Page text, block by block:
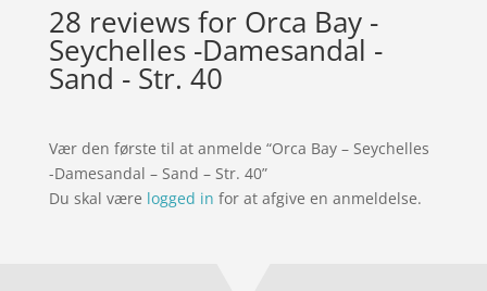
28 reviews for Orca Bay -
Seychelles -Damesandal -
Sand - Str. 40
Vær den første til at anmelde “Orca Bay – Seychelles
-Damesandal – Sand – Str. 40”
Du skal være logged in for at afgive en anmeldelse.